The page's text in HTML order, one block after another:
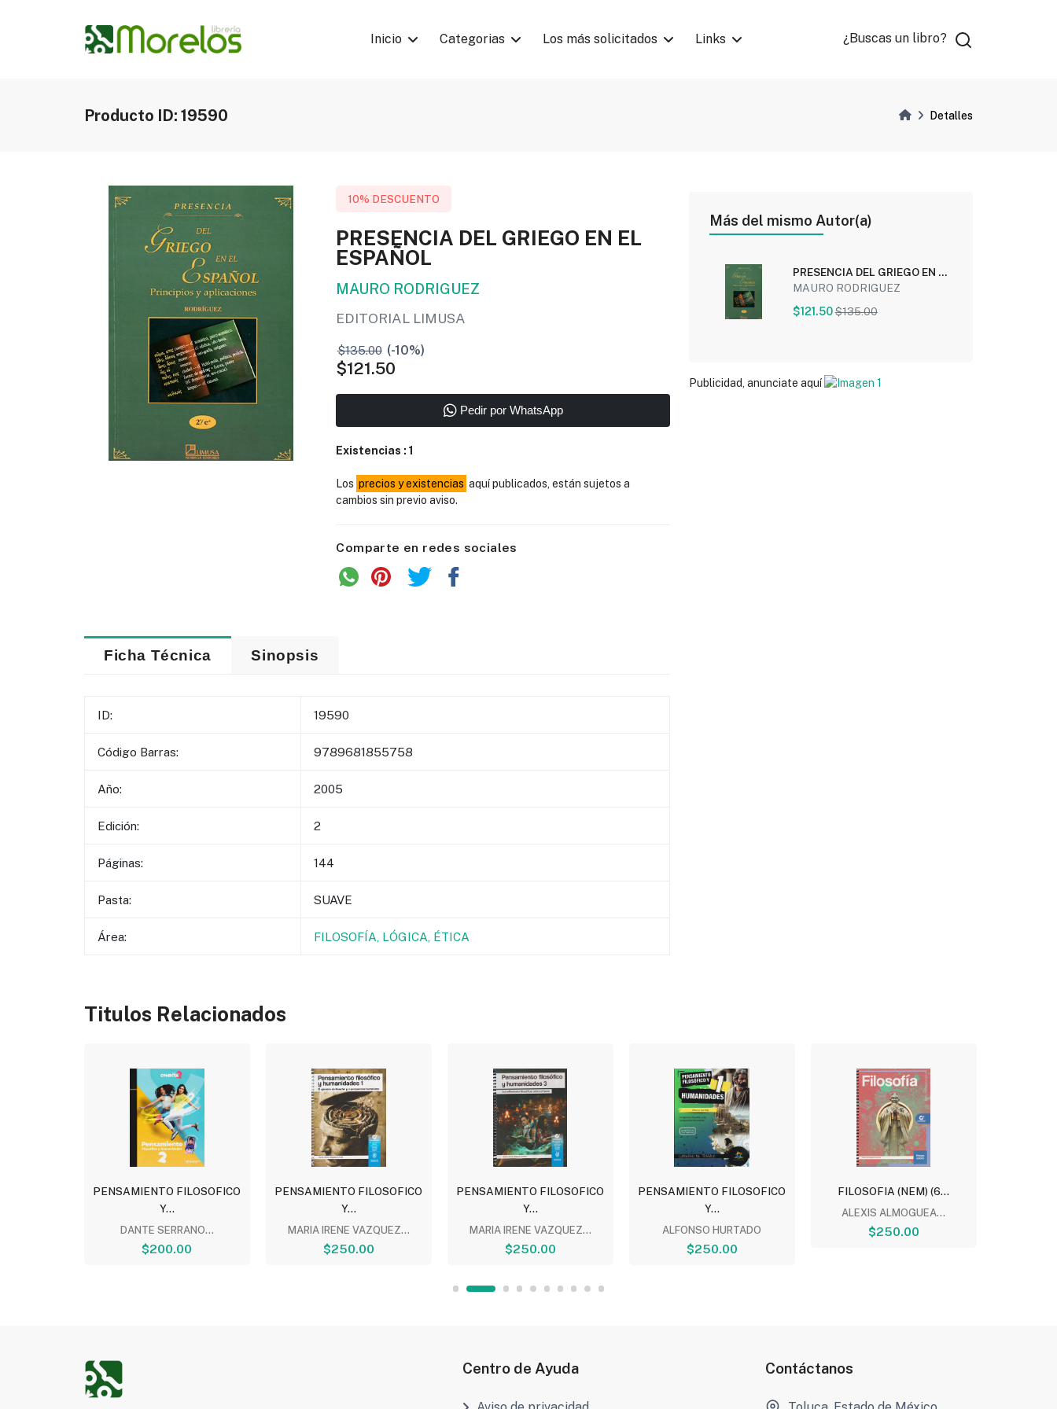
Inicio Categorias Los más solicitados Links ¿Buscas un libro?
Producto ID: 19590 Detalles
10% DESCUENTO
PRESENCIA DEL GRIEGO EN EL
ESPAÑOL
MAURO RODRIGUEZ
EDITORIAL LIMUSA
$135.00 (-10%)
$121.50
Pedir por WhatsApp
Existencias :1
Los precios y existencias aquí publicados, están sujetos a
cambios sin previo aviso.
Comparte en redes sociales
Ficha Técnica Sinopsis
ID: 19590
Código Barras: 9789681855758
Año: 2005
Edición: 2
Páginas: 144
Pasta: SUAVE
Área: FILOSOFÍA, LÓGICA, ÉTICA
Más del mismo Autor(a)
PRESENCIA DEL GRIEGO EN EL
ESPAÑOL
MAURO RODRIGUEZ
$121.50$135.00
Publicidad, anunciate aquí
Titulos Relacionados
PENSAMIENTO FILOSOFICO
Y...
DANTE SERRANO...
$200.00
PENSAMIENTO FILOSOFICO
Y...
MARIA IRENE VAZQUEZ...
$250.00
PENSAMIENTO FILOSOFICO
Y...
MARIA IRENE VAZQUEZ...
$250.00
PENSAMIENTO FILOSOFICO
Y...
ALFONSO HURTADO
$250.00
FILOSOFIA (NEM) (6...
ALEXIS ALMOGUEA...
$250.00
Centro de Ayuda Contáctanos